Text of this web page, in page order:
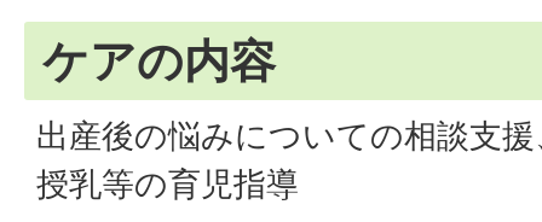
ケアの内容
出産後の悩みについての相談支
授乳等の育児指導